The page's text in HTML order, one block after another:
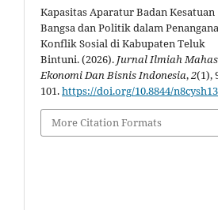
Kapasitas Aparatur Badan Kesatuan
Bangsa dan Politik dalam
Konflik Sosial di Kabupaten Teluk
Bintuni. (2026). Jurnal Ilmiah
Ekonomi Dan Bisnis Indonesia,2(1),
101.https://doi.org/10.8844/n8cysh13
More Citation Formats